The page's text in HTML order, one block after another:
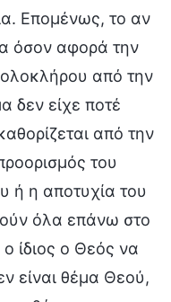
Επομένως, το αν
όσον αφορά την
ολοκλήρου από την
δεν είχε ποτέ
από την
του
ή η αποτυχία του
όλα επάνω στο
ίδιος ο Θεός να
είναι θέμα Θεού,